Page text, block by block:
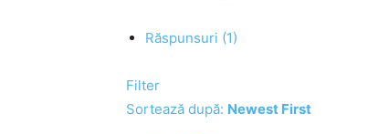
Răspunsuri (1)
Filter
Sortează după: Newest First